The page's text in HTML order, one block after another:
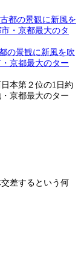
の景観に新風を吹
京都最大のター
本第２位の1日約
京都最大のター
差するという何